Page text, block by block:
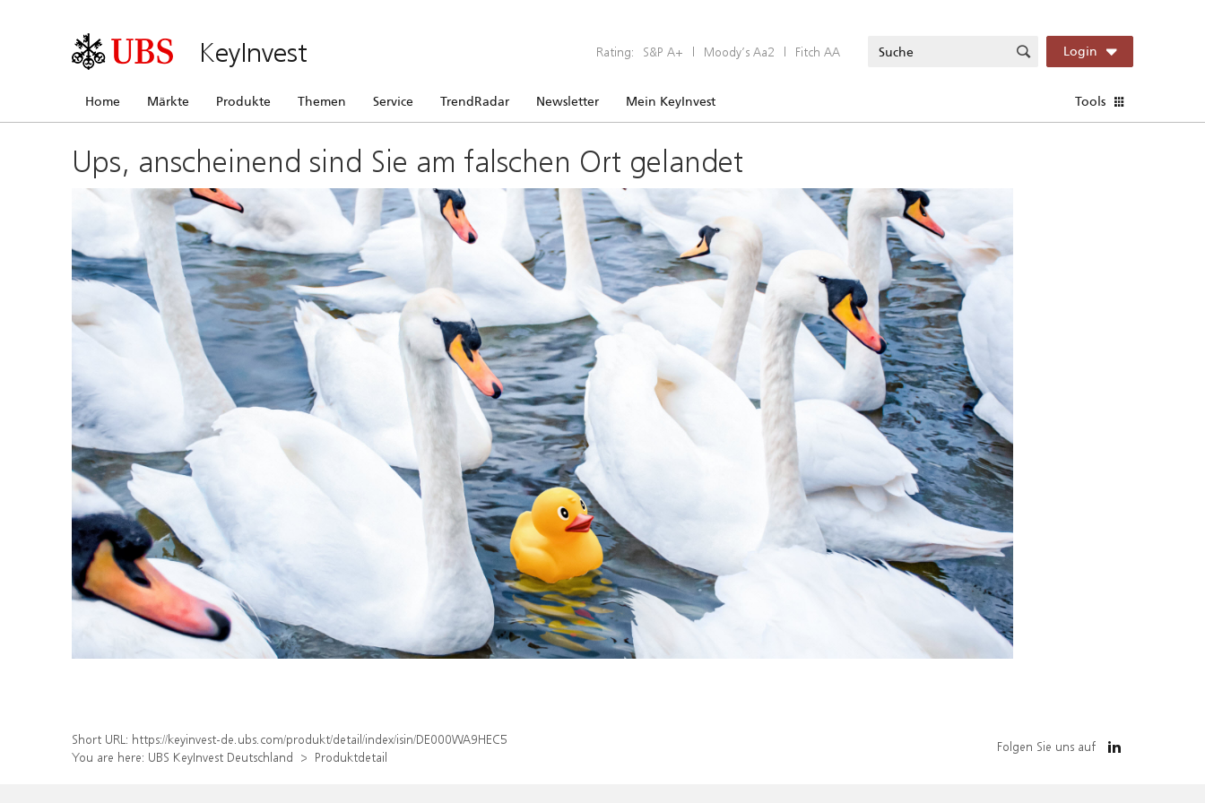
KeyInvest Rating: S&P A+ | Moody’s Aa2 | Fitch AA Login
Home Märkte Produkte Themen Service TrendRadar Newsletter Mein KeyInvest Tools
Ups, anscheinend sind Sie am falschen Ort gelandet
Short URL: https://keyinvest-de.ubs.com/produkt/detail/index/isin/DE000WA9HEC5
You are here: UBS KeyInvest Deutschland Produktdetail
Folgen Sie uns auf